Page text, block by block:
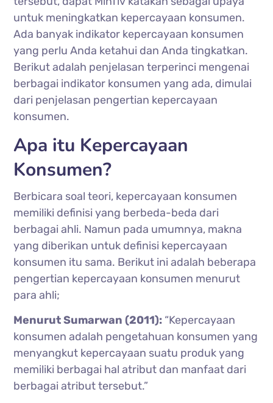
untuk meningkatkan kepercayaan konsumen.
Ada banyak indikator kepercayaan konsumen
yang perlu Anda ketahui dan Anda tingkatkan.
Berikut adalah penjelasan terperinci mengenai
berbagai indikator konsumen yang ada, dimulai
dari penjelasan pengertian kepercayaan
konsumen.
Apa itu Kepercayaan
Konsumen?
Berbicara soal teori, kepercayaan konsumen
memiliki definisi yang berbeda-beda dari
berbagai ahli. Namun pada umumnya, makna
yang diberikan untuk definisi kepercayaan
konsumen itu sama. Berikut ini adalah beberapa
pengertian kepercayaan konsumen menurut
para ahli;
Menurut Sumarwan (2011): “Kepercayaan
konsumen adalah pengetahuan konsumen yang
menyangkut kepercayaan suatu produk yang
memiliki berbagai hal atribut dan manfaat dari
berbagai atribut tersebut.”